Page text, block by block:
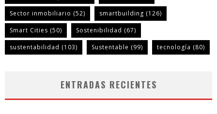
Sector inmobiliario (52) smartbuilding (126)
Smart Cities (50) Sostenibilidad (67)
sustentabilidad (103) Sustentable (99) tecnología (80)
ENTRADAS RECIENTES